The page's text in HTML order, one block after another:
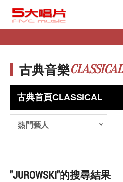
古典音樂CLASSICAL
古典首頁CLASSICAL
熱門藝人
"JUROWSKI"的搜尋結果